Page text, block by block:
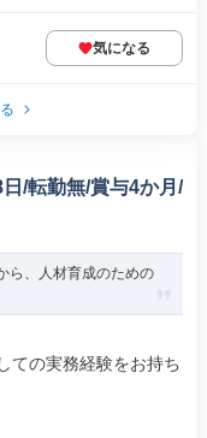
気になる
/転勤無/賞与4か月/
ら、人材育成のための
ての実務経験をお持ち